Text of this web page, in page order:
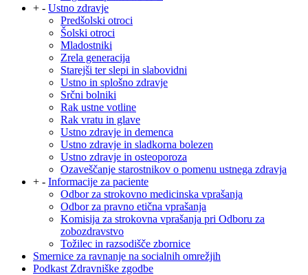
+ - Ustno zdravje
Predšolski otroci
Šolski otroci
Mladostniki
Zrela generacija
Starejši ter slepi in slabovidni
Ustno in splošno zdravje
Srčni bolniki
Rak ustne votline
Rak vratu in glave
Ustno zdravje in demenca
Ustno zdravje in sladkorna bolezen
Ustno zdravje in osteoporoza
Ozaveščanje starostnikov o pomenu ustnega zdravja
+ - Informacije za paciente
Odbor za strokovno medicinska vprašanja
Odbor za pravno etična vprašanja
Komisija za strokovna vprašanja pri Odboru za
zobozdravstvo
Tožilec in razsodišče zbornice
Smernice za ravnanje na socialnih omrežjih
Podkast Zdravniške zgodbe